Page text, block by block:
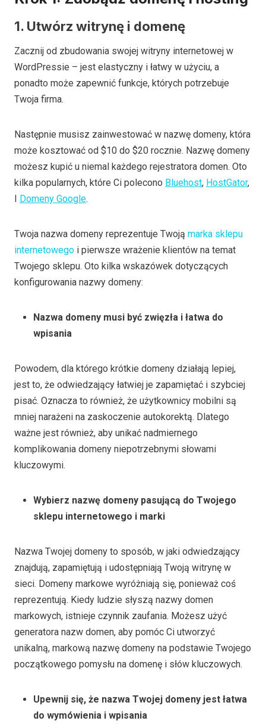
1. Utwórz witrynę i domenę
Zacznij od zbudowania swojej witryny internetowej w
WordPressie – jest elastyczny i łatwy w użyciu, a
ponadto może zapewnić funkcje, których potrzebuje
Twoja firma.
Następnie musisz zainwestować w nazwę domeny, która
może kosztować od $10 do $20 rocznie. Nazwę domeny
możesz kupić u niemal każdego rejestratora domen. Oto
kilka popularnych, które Ci polecono Bluehost, HostGator,
I Domeny Google.
Twoja nazwa domeny reprezentuje Twoją marka sklepu
internetowego i pierwsze wrażenie klientów na temat
Twojego sklepu. Oto kilka wskazówek dotyczących
konfigurowania nazwy domeny:
Nazwa domeny musi być zwięzła i łatwa do
wpisania
Powodem, dla którego krótkie domeny działają lepiej,
jest to, że odwiedzający łatwiej je zapamiętać i szybciej
pisać. Oznacza to również, że użytkownicy mobilni są
mniej narażeni na zaskoczenie autokorektą. Dlatego
ważne jest również, aby unikać nadmiernego
komplikowania domeny niepotrzebnymi słowami
kluczowymi.
Wybierz nazwę domeny pasującą do Twojego
sklepu internetowego i marki
Nazwa Twojej domeny to sposób, w jaki odwiedzający
znajdują, zapamiętują i udostępniają Twoją witrynę w
sieci. Domeny markowe wyróżniają się, ponieważ coś
reprezentują. Kiedy ludzie słyszą nazwy domen
markowych, istnieje czynnik zaufania. Możesz użyć
generatora nazw domen, aby pomóc Ci utworzyć
unikalną, markową nazwę domeny na podstawie Twojego
początkowego pomysłu na domenę i słów kluczowych.
Upewnij się, że nazwa Twojej domeny jest łatwa
do wymówienia i wpisania